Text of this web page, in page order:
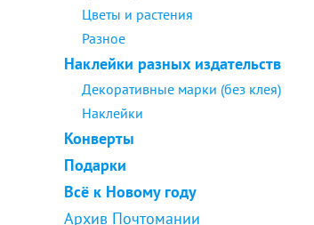
Цветы и растения
Разное
Наклейки разных издательств
Декоративные марки (без клея)
Наклейки
Конверты
Подарки
Всё к Новому году
Архив Почтомании